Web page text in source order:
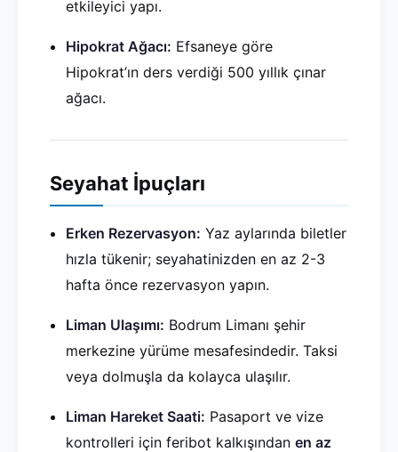
etkileyici yapı.
Hipokrat Ağacı: Efsaneye göre
Hipokrat’ın ders verdiği 500 yıllık çınar
ağacı.
Seyahat İpuçları
Erken Rezervasyon: Yaz aylarında biletler
hızla tükenir; seyahatinizden en az 2-3
hafta önce rezervasyon yapın.
Liman Ulaşımı: Bodrum Limanı şehir
merkezine yürüme mesafesindedir. Taksi
veya dolmuşla da kolayca ulaşılır.
Liman Hareket Saati: Pasaport ve vize
kontrolleri için feribot kalkışından en az